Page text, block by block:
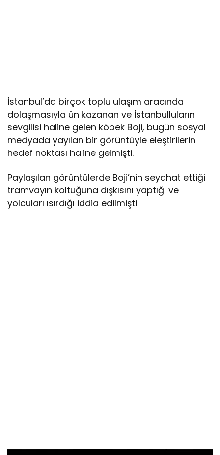
İstanbul’da birçok toplu ulaşım aracında
dolaşmasıyla ün kazanan ve İstanbulluların
sevgilisi haline gelen köpek Boji, bugün sosyal
medyada yayılan bir görüntüyle eleştirilerin
hedef noktası haline gelmişti.
Paylaşılan görüntülerde Boji’nin seyahat ettiği
tramvayın koltuğuna dışkısını yaptığı ve
yolcuları ısırdığı iddia edilmişti.